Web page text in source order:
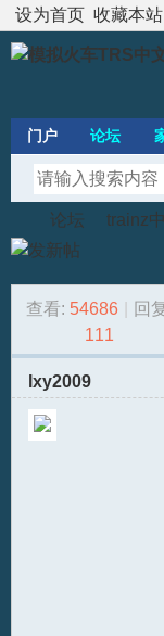
设为首页 收藏本站
门户 论坛
模»
论坛
›
trainz
查看: 54686
回
111
lxy2009